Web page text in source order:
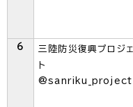
6
三陸防災復興プロジ
ト
@sanriku_project